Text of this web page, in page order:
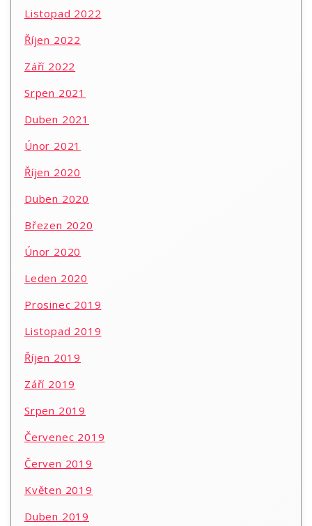
Listopad 2022
Říjen 2022
Září 2022
Srpen 2021
Duben 2021
Únor 2021
Říjen 2020
Duben 2020
Březen 2020
Únor 2020
Leden 2020
Prosinec 2019
Listopad 2019
Říjen 2019
Září 2019
Srpen 2019
Červenec 2019
Červen 2019
Květen 2019
Duben 2019